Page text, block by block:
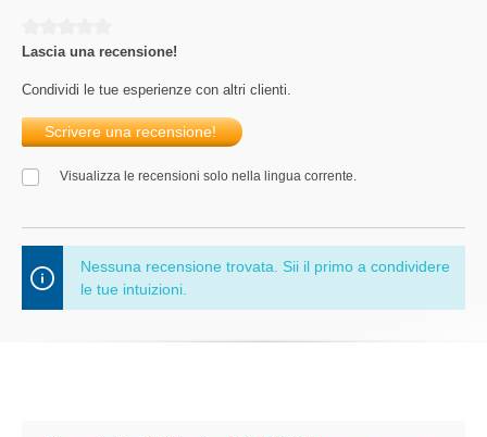
Lascia una recensione!
Condividi le tue esperienze con altri clienti.
Scrivere una recensione!
Visualizza le recensioni solo nella lingua corrente.
Nessuna recensione trovata. Sii il primo a condividere
le tue intuizioni.